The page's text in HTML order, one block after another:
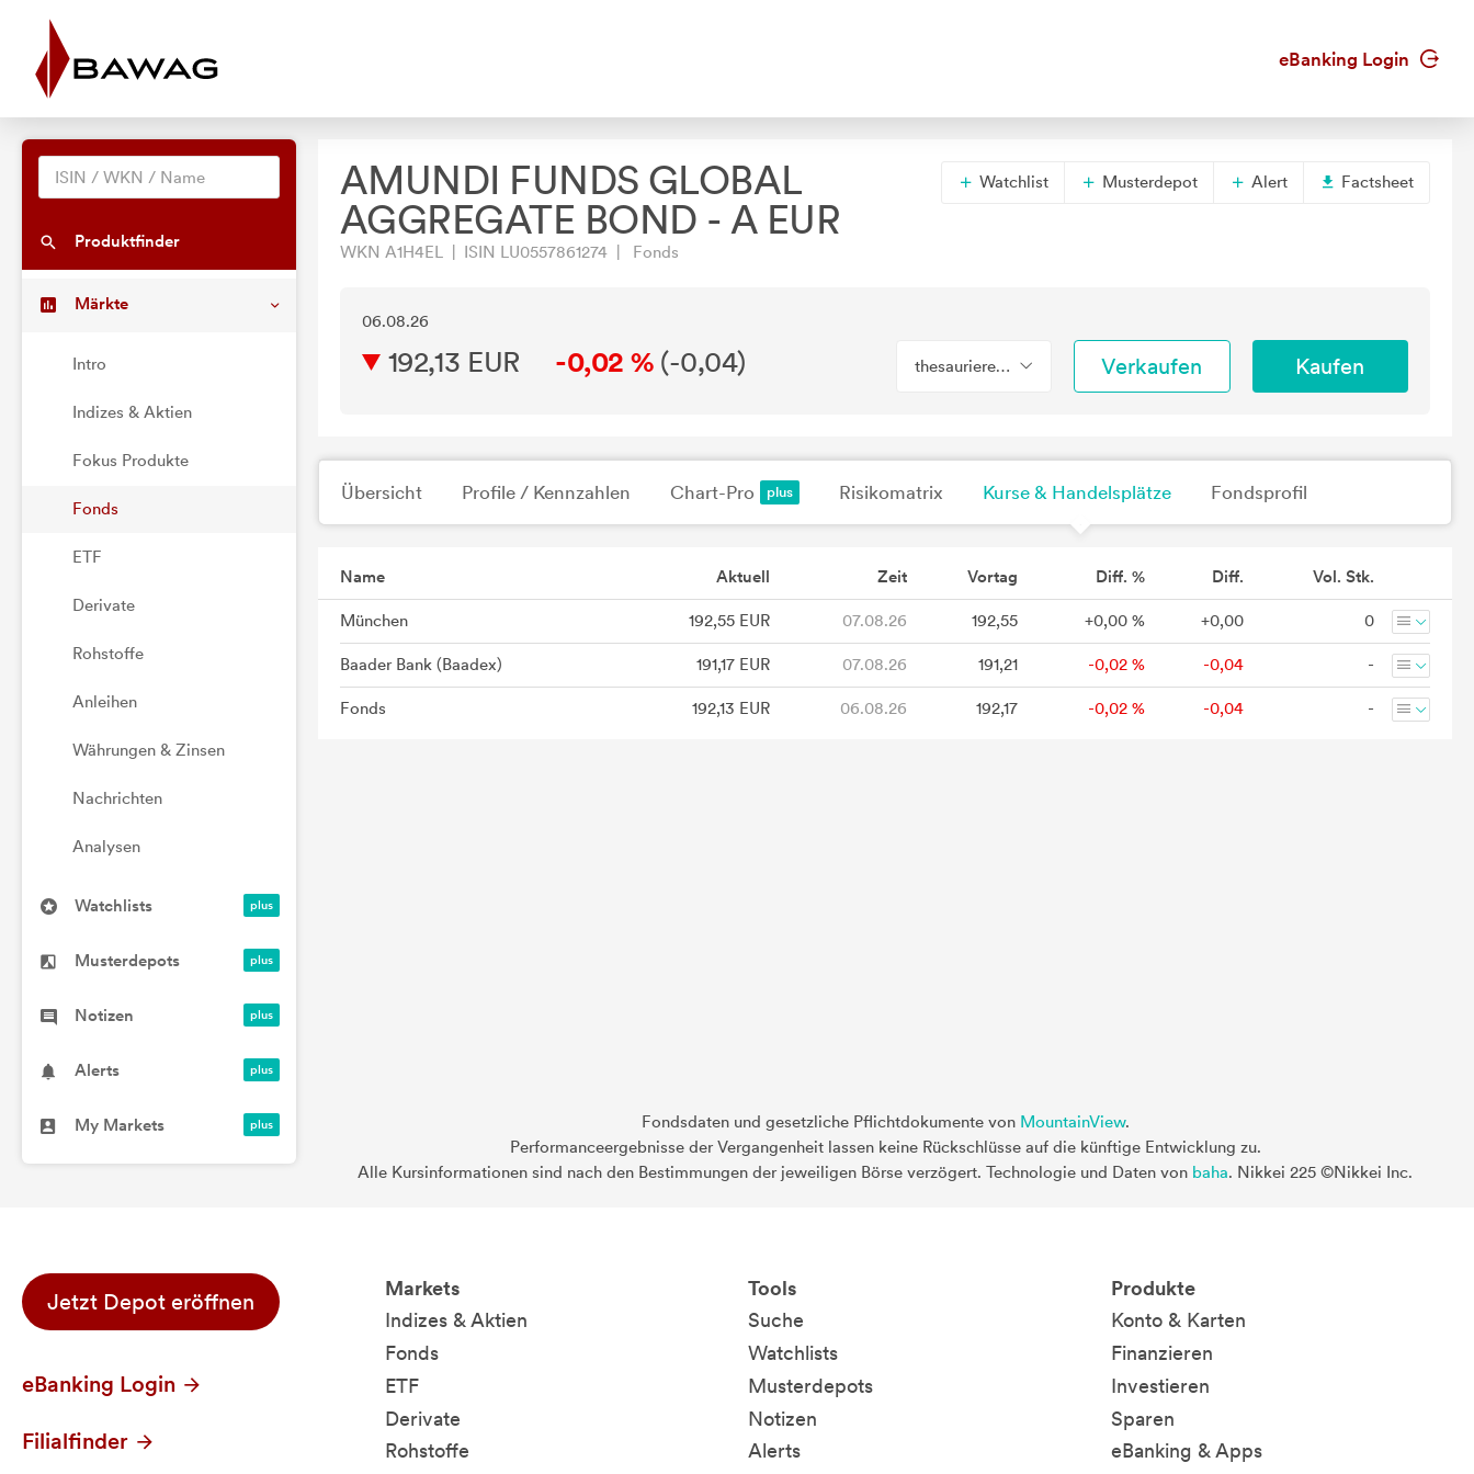
eBanking Login
Produktfinder
Märkte
Intro
Indizes & Aktien
Fokus Produkte
Fonds
ETF
Derivate
Rohstoffe
Anleihen
Währungen & Zinsen
Nachrichten
Analysen
Watchlists
Musterdepots
Notizen
Alerts
My Markets
AMUNDI FUNDS GLOBAL
AGGREGATE BOND - A EUR
WKN A1H4EL | ISIN LU0557861274 | Fonds
Watchlist Musterdepot Alert Factsheet
06.08.26
192,13 EUR -0,02 % (-0,04) thesaurierend Verkaufen Kaufen
Übersicht Profile / Kennzahlen Chart-Pro Risikomatrix Kurse & Handelsplätze Fondsprofil
Name Aktuell Zeit Vortag Diff. % Diff. Vol. Stk.
München 192,55 EUR 07.08.26 192,55 +0,00 % +0,00 0
Baader Bank (Baadex) 191,17 EUR 07.08.26 191,21 -0,02 % -0,04 -
Fonds 192,13 EUR 06.08.26 192,17 -0,02 % -0,04 -
Fondsdaten und gesetzliche Pflichtdokumente von MountainView.
Performanceergebnisse der Vergangenheit lassen keine Rückschlüsse auf die künftige Entwicklung zu.
Alle Kursinformationen sind nach den Bestimmungen der jeweiligen Börse verzögert. Technologie und Daten von baha. Nikkei 225 ©Nikkei Inc.
Jetzt Depot eröffnen
eBanking Login
Filialfinder
Markets
Indizes & Aktien
Fonds
ETF
Derivate
Rohstoffe
Tools
Suche
Watchlists
Musterdepots
Notizen
Alerts
Produkte
Konto & Karten
Finanzieren
Investieren
Sparen
eBanking & Apps